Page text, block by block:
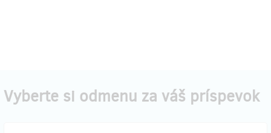
Vyberte si odmenu za váš príspevok